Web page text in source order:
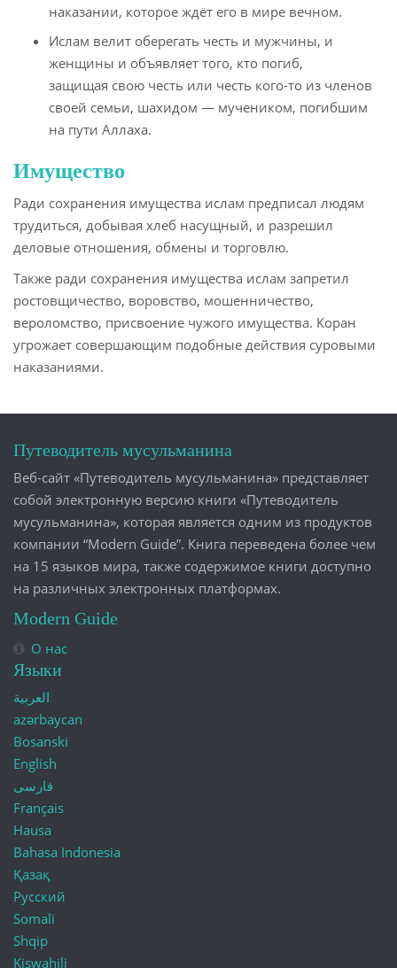
наказании, которое ждёт его в мире вечном.
Ислам велит оберегать честь и мужчины, и
женщины и объявляет того, кто погиб,
защищая свою честь или честь кого-то из членов
своей семьи, шахидом — мучеником, погибшим
на пути Аллаха.
Имущество
Ради сохранения имущества ислам предписал людям
трудиться, добывая хлеб насущный, и разрешил
деловые отношения, обмены и торговлю.
Также ради сохранения имущества ислам запретил
ростовщичество, воровство, мошенничество,
вероломство, присвоение чужого имущества. Коран
угрожает совершающим подобные действия суровыми
наказаниями.
Путеводитель мусульманина
Веб-сайт «Путеводитель мусульманина» представляет
собой электронную версию книги «Путеводитель
мусульманина», которая является одним из продуктов
компании “Modern Guide”. Книга переведена более чем
на 15 языков мира, также содержимое книги доступно
на различных электронных платформах.
Modern Guide
О нас
Языки
العربية
azərbaycan
Bosanski
English
فارسی
Français
Hausa
Bahasa Indonesia
Қазақ
Русский
Somali
Shqip
Kiswahili